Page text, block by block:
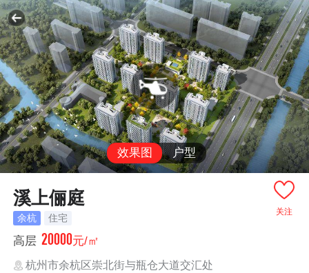
效果图 户型
关注
溪上俪庭
余杭 住宅
高层 20000元/㎡
杭州市余杭区崇北街与瓶仓大道交汇处